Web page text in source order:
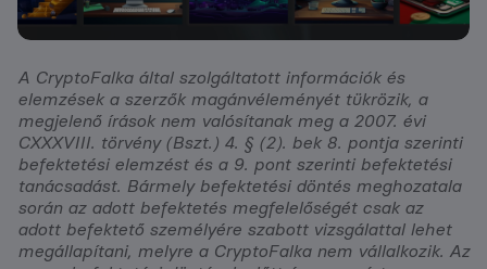
A CryptoFalka által szolgáltatott információk és
elemzések a szerzők magánvéleményét tükrözik, a
megjelenő írások nem valósítanak meg a 2007. évi
CXXXVIII. törvény (Bszt.) 4. § (2). bek 8. pontja szerinti
befektetési elemzést és a 9. pont szerinti befektetési
tanácsadást. Bármely befektetési döntés meghozatala
során az adott befektetés megfelelőségét csak az
adott befektető személyére szabott vizsgálattal lehet
megállapítani, melyre a CryptoFalka nem vállalkozik. Az